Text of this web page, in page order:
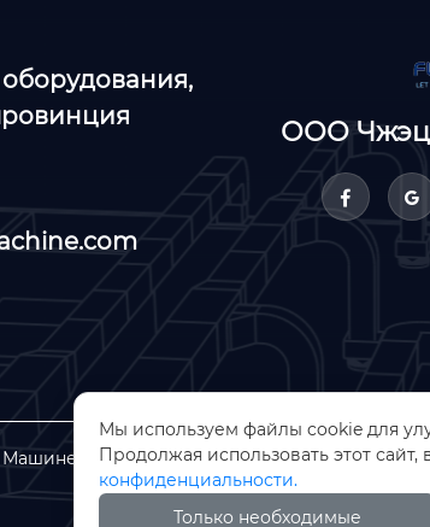
ООО
 
Машинери
Мы используем файлы cookie для
Продолжая использовать этот
конфиденциальности.
Только необходимые